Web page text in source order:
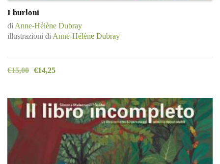
I burloni
di Anne-Hélène Dubray
illustrazioni di Anne-Hélène Dubray
€15,00 €14,25